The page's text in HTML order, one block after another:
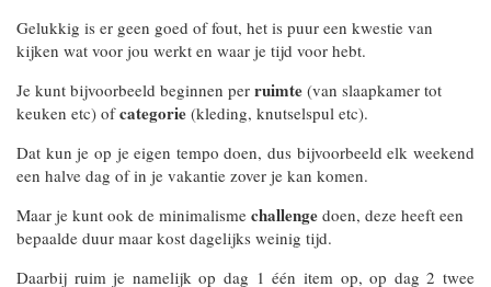
Gelukkig is er geen goed of fout, het is puur een kwestie van
kijken wat voor jou werkt en waar je tijd voor hebt.
Je kunt bijvoorbeeld beginnen per ruimte (van slaapkamer tot
keuken etc) ofcategorie (kleding, knutselspul etc).
Dat kun je op je eigen tempo doen, dus bijvoorbeeld elk weekend
een halve dag of in je vakantie zover je kan komen.
Maar je kunt ook de minimalisme challenge doen, deze heeft een
bepaalde duur maar kost dagelijks weinig tijd.
Daarbij ruim je namelijk op dag 1 één item op, op dag 2 twee